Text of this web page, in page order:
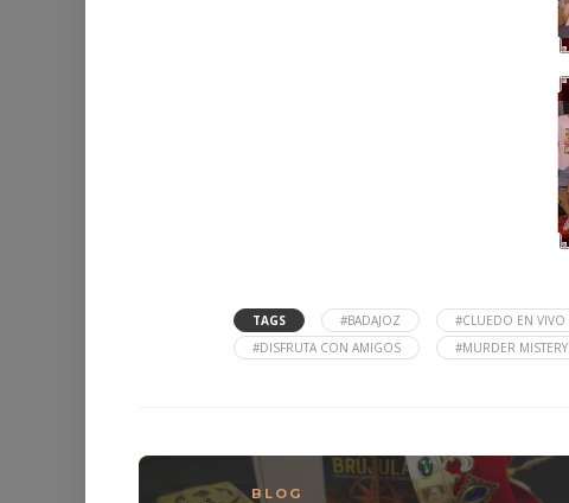
TAGS #BADAJOZ #CLUEDO EN VIVO
#DISFRUTA CON AMIGOS
#MURDER MISTERY
BLOG